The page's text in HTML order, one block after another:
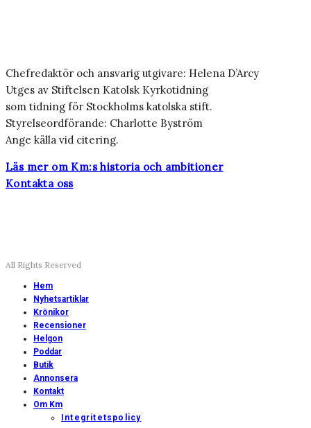
Chefredaktör och ansvarig utgivare: Helena D’Arcy
Utges av Stiftelsen Katolsk Kyrkotidning
som tidning för Stockholms katolska stift.
Styrelseordförande: Charlotte Byström
Ange källa vid citering.
Läs mer om Km:s historia och ambitioner
Kontakta oss
All Rights Reserved
Hem
Nyhetsartiklar
Krönikor
Recensioner
Helgon
Poddar
Butik
Annonsera
Kontakt
Om Km
Integritetspolicy